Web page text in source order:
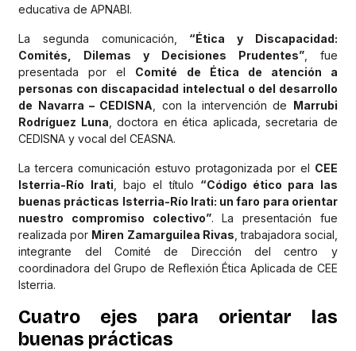
educativa de APNABI.
La segunda comunicación, “Ética y Discapacidad:
Comités, Dilemas y Decisiones Prudentes”, fue
presentada por el Comité de Ética de atención a
personas con discapacidad intelectual o del desarrollo
de Navarra – CEDISNA , con la intervención de Marrubi
Rodríguez Luna , doctora en ética aplicada, secretaria de
CEDISNA y vocal del CEASNA.
La tercera comunicación estuvo protagonizada por el CEE
Isterria-Río Irati , bajo el título “Código ético para las
buenas prácticas Isterria-Río Irati: un faro para orientar
nuestro compromiso colectivo”. La presentación fue
realizada por Miren Zamarguilea Rivas , trabajadora social,
integrante del Comité de Dirección del centro y
coordinadora del Grupo de Reflexión Ética Aplicada de CEE
Isterria.
Cuatro ejes para orientar las
buenas prácticas